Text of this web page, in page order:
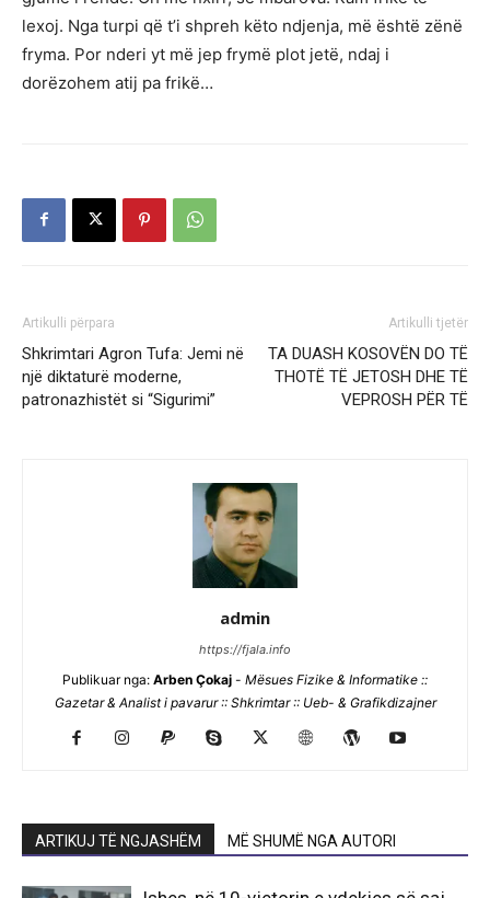
lexoj. Nga turpi që t’i shpreh këto ndjenja, më është zënë
fryma. Por nderi yt më jep frymë plot jetë, ndaj i
dorëzohem atij pa frikë…
Artikulli përpara
Shkrimtari Agron Tufa: Jemi në
një diktaturë moderne,
patronazhistët si “Sigurimi”
Artikulli tjetër
TA DUASH KOSOVËN DO TË
THOTË TË JETOSH DHE TË
VEPROSH PËR TË
admin
https://fjala.info
Publikuar nga: Arben Çokaj - Mësues Fizike & Informatike ::
Gazetar & Analist i pavarur :: Shkrimtar :: Ueb- & Grafikdizajner
ARTIKUJ TË NGJASHËM MË SHUMË NGA AUTORI